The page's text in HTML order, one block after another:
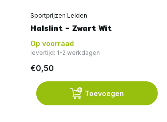
Sportprijzen Leiden
Halslint - Zwart Wit
Op voorraad
levertijd: 1-2 werkdagen
€0,50
Toevoegen